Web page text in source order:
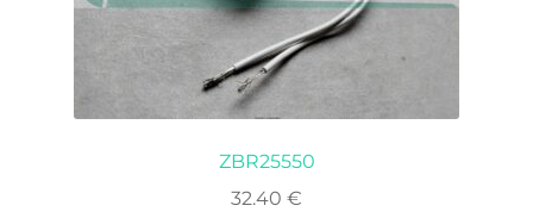
ZBR25550
32.40 €